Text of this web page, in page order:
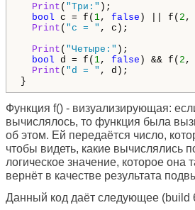
Print ( "Три:" );
bool c = f( 1, false ) || f( 2 ,
Print ( "c = " , c);
Print ( "Четыре:" );
bool d = f( 1, false ) && f( 2 ,
Print ( "d = " , d);
}
Функция f() - визуализирующая:
вычислялось, то функция была
об этом. Ей передаётся число,
чтобы видеть, какие вычислялись
логическое значение, которое она
вернёт в качестве результата
Данный код даёт следующее (build